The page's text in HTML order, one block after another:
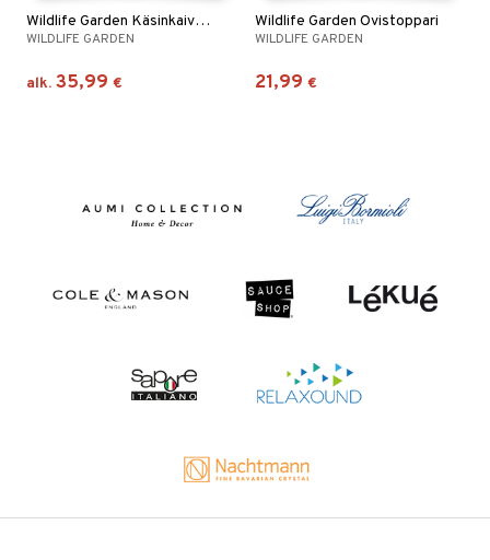
Wildlife Garden Käsinkaiverrettu eläin
WILDLIFE GARDEN
alk. 35,99 €
Wildlife Garden Ovistoppari
WILDLIFE GARDEN
21,99 €